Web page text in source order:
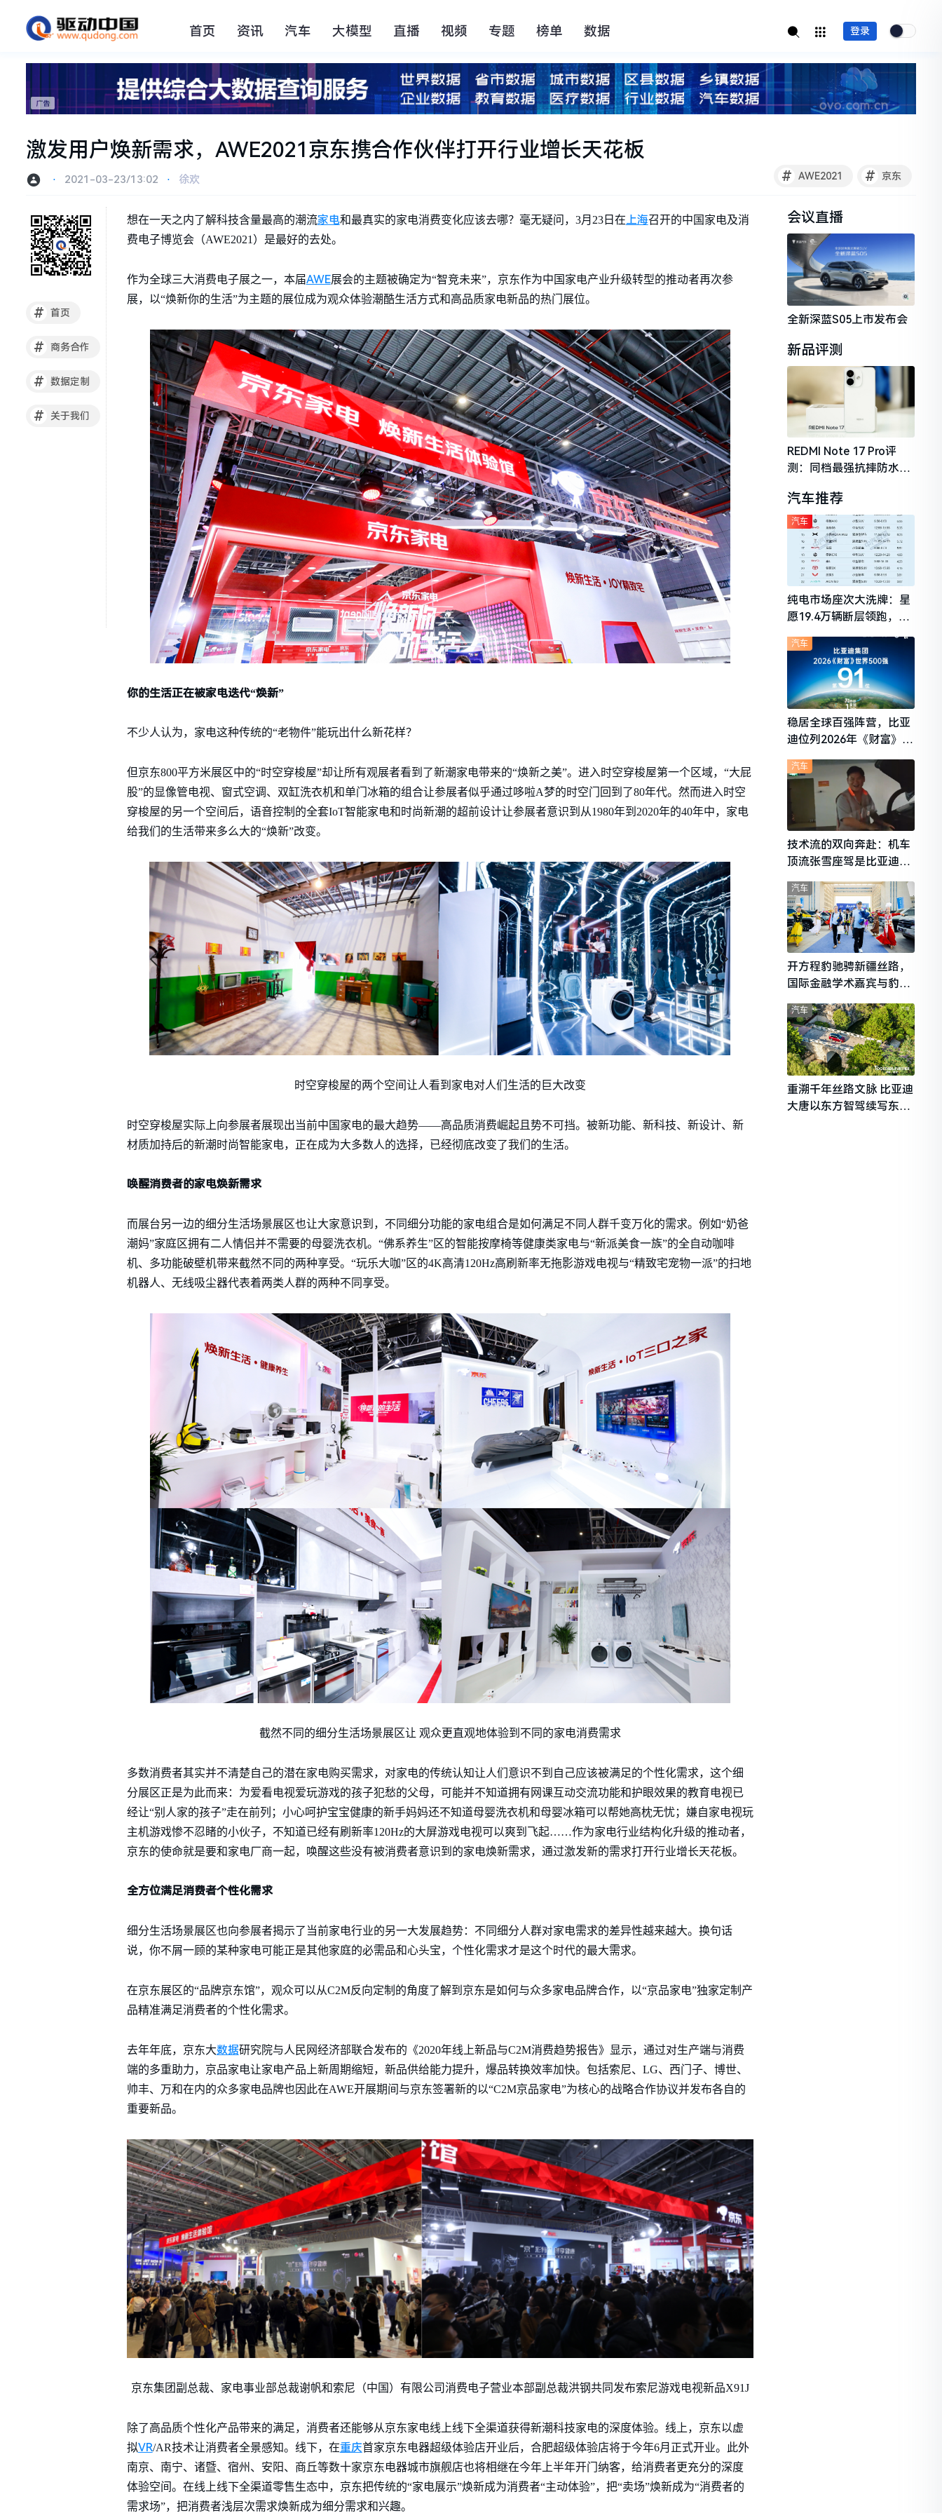
首页 资讯 汽车 大模型 直播 视频 专题 榜单 数据 登录
激发用户焕新需求，AWE2021京东携合作伙伴打开行业增长天花板
# AWE2021 # 京东
⋅ 2021-03-23/13:02 ⋅ 徐欢
# 首页
# 商务合作
# 数据定制
# 关于我们
想在一天之内了解科技含量最高的潮流家电和最真实的家电消费变化应该去哪？毫无疑问，3月23日在上海召开的中国家电及消
费电子博览会（AWE2021）是最好的去处。
作为全球三大消费电子展之一，本届AWE展会的主题被确定为“智竞未来”，京东作为中国家电产业升级转型的推动者再次参
展，以“焕新你的生活”为主题的展位成为观众体验潮酷生活方式和高品质家电新品的热门展位。
你的生活正在被家电迭代“焕新”
不少人认为，家电这种传统的“老物件”能玩出什么新花样？
但京东800平方米展区中的“时空穿梭屋”却让所有观展者看到了新潮家电带来的“焕新之美”。进入时空穿梭屋第一个区域，“大屁
股”的显像管电视、窗式空调、双缸洗衣机和单门冰箱的组合让参展者似乎通过哆啦A梦的时空门回到了80年代。然而进入时空
穿梭屋的另一个空间后，语音控制的全套IoT智能家电和时尚新潮的超前设计让参展者意识到从1980年到2020年的40年中，家电
给我们的生活带来多么大的“焕新”改变。
时空穿梭屋的两个空间让人看到家电对人们生活的巨大改变
时空穿梭屋实际上向参展者展现出当前中国家电的最大趋势——高品质消费崛起且势不可挡。被新功能、新科技、新设计、新
材质加持后的新潮时尚智能家电，正在成为大多数人的选择，已经彻底改变了我们的生活。
唤醒消费者的家电焕新需求
而展台另一边的细分生活场景展区也让大家意识到，不同细分功能的家电组合是如何满足不同人群千变万化的需求。例如“奶爸
潮妈”家庭区拥有二人情侣并不需要的母婴洗衣机。“佛系养生”区的智能按摩椅等健康类家电与“新派美食一族”的全自动咖啡
机、多功能破壁机带来截然不同的两种享受。“玩乐大咖”区的4K高清120Hz高刷新率无拖影游戏电视与“精致宅宠物一派”的扫地
机器人、无线吸尘器代表着两类人群的两种不同享受。
截然不同的细分生活场景展区让 观众更直观地体验到不同的家电消费需求
多数消费者其实并不清楚自己的潜在家电购买需求，对家电的传统认知让人们意识不到自己应该被满足的个性化需求，这个细
分展区正是为此而来：为爱看电视爱玩游戏的孩子犯愁的父母，可能并不知道拥有网课互动交流功能和护眼效果的教育电视已
经让“别人家的孩子”走在前列；小心呵护宝宝健康的新手妈妈还不知道母婴洗衣机和母婴冰箱可以帮她高枕无忧；嫌自家电视玩
主机游戏惨不忍睹的小伙子，不知道已经有刷新率120Hz的大屏游戏电视可以爽到飞起……作为家电行业结构化升级的推动者，
京东的使命就是要和家电厂商一起，唤醒这些没有被消费者意识到的家电焕新需求，通过激发新的需求打开行业增长天花板。
全方位满足消费者个性化需求
细分生活场景展区也向参展者揭示了当前家电行业的另一大发展趋势：不同细分人群对家电需求的差异性越来越大。换句话
说，你不屑一顾的某种家电可能正是其他家庭的必需品和心头宝，个性化需求才是这个时代的最大需求。
在京东展区的“品牌京东馆”，观众可以从C2M反向定制的角度了解到京东是如何与众多家电品牌合作，以“京品家电”独家定制产
品精准满足消费者的个性化需求。
去年年底，京东大数据研究院与人民网经济部联合发布的《2020年线上新品与C2M消费趋势报告》显示，通过对生产端与消费
端的多重助力，京品家电让家电产品上新周期缩短，新品供给能力提升，爆品转换效率加快。包括索尼、LG、西门子、博世、
帅丰、万和在内的众多家电品牌也因此在AWE开展期间与京东签署新的以“C2M京品家电”为核心的战略合作协议并发布各自的
重要新品。
京东集团副总裁、家电事业部总裁谢帆和索尼（中国）有限公司消费电子营业本部副总裁洪钢共同发布索尼游戏电视新品X91J
除了高品质个性化产品带来的满足，消费者还能够从京东家电线上线下全渠道获得新潮科技家电的深度体验。线上，京东以虚
拟VR/AR技术让消费者全景感知。线下，在重庆首家京东电器超级体验店开业后，合肥超级体验店将于今年6月正式开业。此外
南京、南宁、诸暨、宿州、安阳、商丘等数十家京东电器城市旗舰店也将相继在今年上半年开门纳客，给消费者更充分的深度
体验空间。在线上线下全渠道零售生态中，京东把传统的“家电展示”焕新成为消费者“主动体验”，把“卖场”焕新成为“消费者的
需求场”，把消费者浅层次需求焕新成为细分需求和兴趣。
会议直播
全新深蓝S05上市发布会
新品评测
REDMI Note 17 Pro评
测：同档最强抗摔防水，
守门员
汽车推荐
纯电市场座次大洗牌：星
愿19.4万辆断层领跑，理
想i6成最强黑马
汽车
稳居全球百强阵营，比亚
迪位列2026年《财富》世
汽车
技术流的双向奔赴：机车
顶流张雪座驾是比亚迪秦
L
汽车
开方程豹驰骋新疆丝路，
国际金融学术嘉宾与豹友
共赴山海热爱
汽车
重溯千年丝路文脉 比亚迪
大唐以东方智驾续写东西
汽车